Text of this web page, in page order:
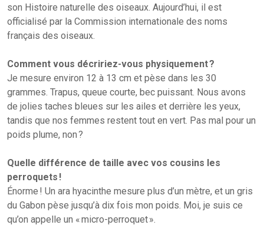
son Histoire naturelle des oiseaux. Aujourd’hui, il est
officialisé par la Commission internationale des noms
français des oiseaux.
Comment vous décririez-vous physiquement ?
Je mesure environ 12 à 13 cm et pèse dans les 30
grammes. Trapus, queue courte, bec puissant. Nous avons
de jolies taches bleues sur les ailes et derrière les yeux,
tandis que nos femmes restent tout en vert. Pas mal pour un
poids plume, non ?
Quelle différence de taille avec vos cousins les
perroquets !
Énorme ! Un ara hyacinthe mesure plus d’un mètre, et un gris
du Gabon pèse jusqu’à dix fois mon poids. Moi, je suis ce
qu’on appelle un « micro-perroquet ».